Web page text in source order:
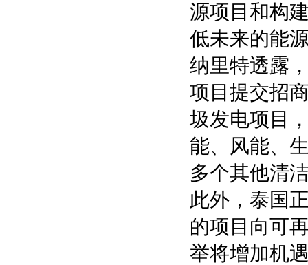
源项目和构
低未来的能
纳里特透露
项目提交招
圾发电项目
能、风能、
多个其他清
此外，泰国
的项目向可
举将增加机